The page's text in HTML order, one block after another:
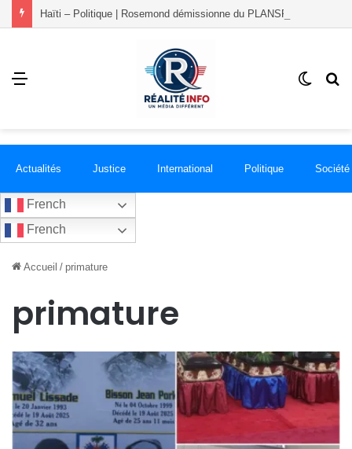
Menu
Switch
Actualités Justice International Politique Société
French
French
Accueil / primature
primature